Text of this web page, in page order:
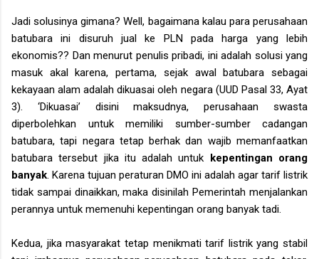
Jadi solusinya gimana? Well, bagaimana kalau para perusahaan
batubara ini disuruh jual ke PLN pada harga yang lebih
ekonomis?? Dan menurut penulis pribadi, ini adalah solusi yang
masuk akal karena, pertama, sejak awal batubara sebagai
kekayaan alam adalah dikuasai oleh negara (UUD Pasal 33, Ayat
3). ‘Dikuasai’ disini maksudnya, perusahaan swasta
diperbolehkan untuk memiliki sumber-sumber cadangan
batubara, tapi negara tetap berhak dan wajib memanfaatkan
batubara tersebut jika itu adalah untuk kepentingan orang
banyak . Karena tujuan peraturan DMO ini adalah agar tarif listrik
tidak sampai dinaikkan, maka disinilah Pemerintah menjalankan
perannya untuk memenuhi kepentingan orang banyak tadi.
Kedua, jika masyarakat tetap menikmati tarif listrik yang stabil